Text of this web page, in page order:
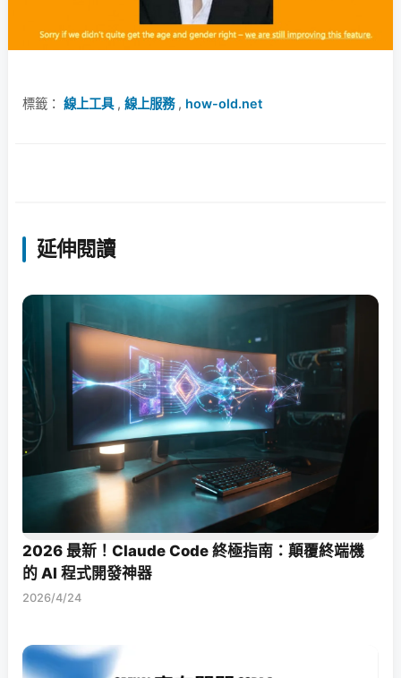
標籤： 線上工具, 線上服務, how-old.net
延伸閱讀
2026 最新！Claude Code 終極指南：顛覆終端機
的 AI 程式開發神器
2026/4/24